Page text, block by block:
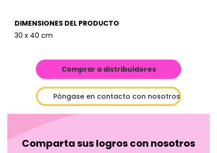
DIMENSIONES DEL PRODUCTO
30 x 40 cm
Comprar a distribuidores
Póngase en contacto con nosotros
Comparta sus logros con nosotros